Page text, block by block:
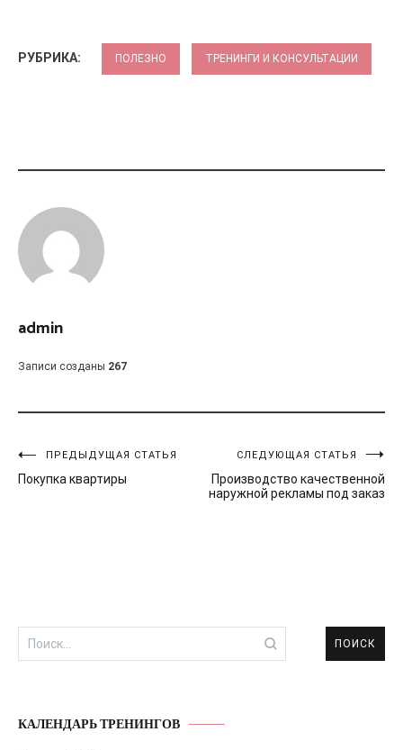
РУБРИКА: ПОЛЕЗНО ТРЕНИНГИ И КОНСУЛЬТАЦИИ
admin
Записи созданы 267
Навигация
по
ПРЕДЫДУЩАЯ СТАТЬЯ
Покупка квартиры
СЛЕДУЮЩАЯ СТАТЬЯ
Производство качественной
наружной рекламы под заказ
Найти:
КАЛЕНДАРЬ ТРЕНИНГОВ